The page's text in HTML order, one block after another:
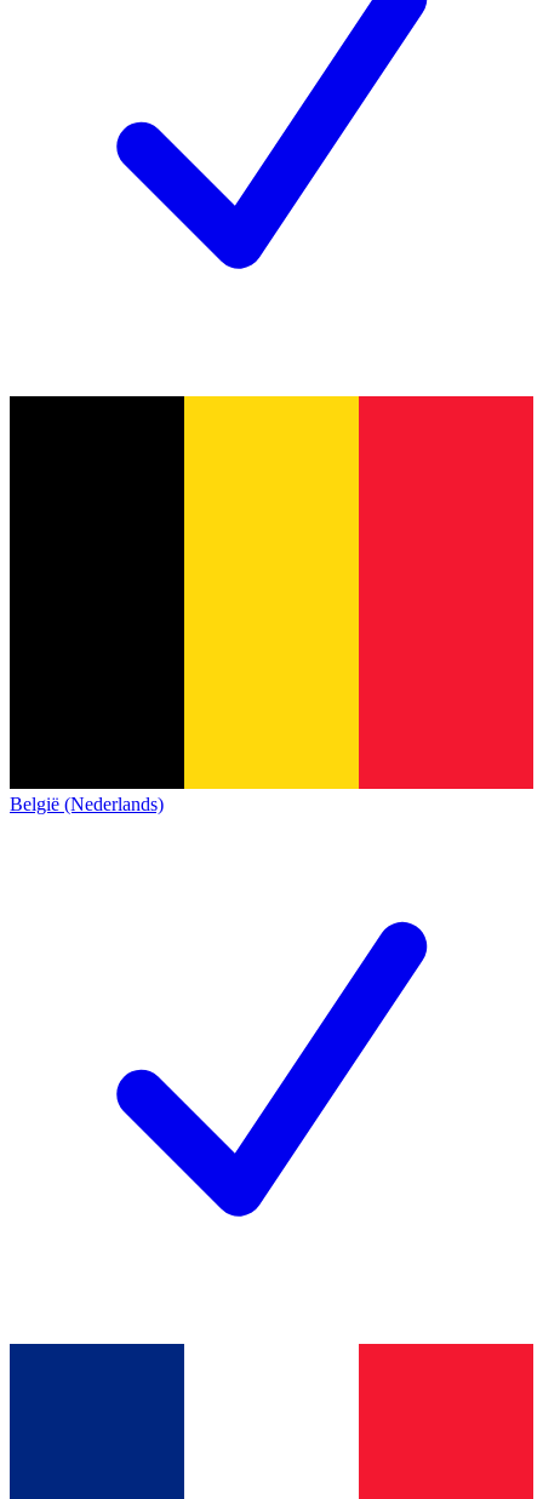
België (Nederlands)